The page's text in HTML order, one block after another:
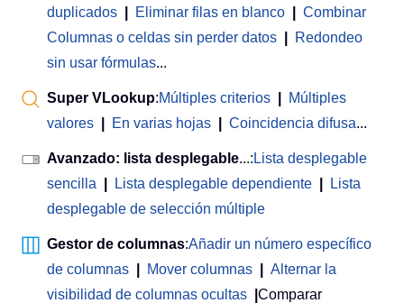
duplicados
Eliminar filas en blanco
Combinar
Columnas o celdas sin perder datos
Redondeo
sin usar fórmulas...
Super VLookup:Múltiples criterios
Múltiples
valores
En varias hojas Coincidencia difusa...
Avanzado: lista desplegable...: Lista desplegable
sencilla
Lista desplegable dependiente
Lista
desplegable de selección múltiple
Gestor de columnas:Añadir un número específico
de columnas
Mover columnas
Alternar la
visibilidad de columnas ocultas
Comparar